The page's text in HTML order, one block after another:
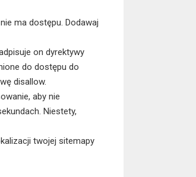
ma dostępu. Dodawaj
on dyrektywy
do dostępu do
disallow.
aby nie
Niestety,
twojej sitemapy